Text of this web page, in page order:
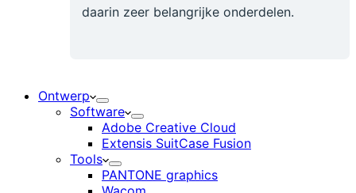
daarin zeer belangrijke onderdelen.
Ontwerp
Software
Adobe Creative Cloud
Extensis SuitCase Fusion
Tools
PANTONE graphics